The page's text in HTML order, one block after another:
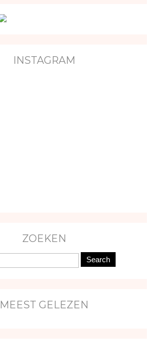
INSTAGRAM
ZOEKEN
Search
MEEST GELEZEN